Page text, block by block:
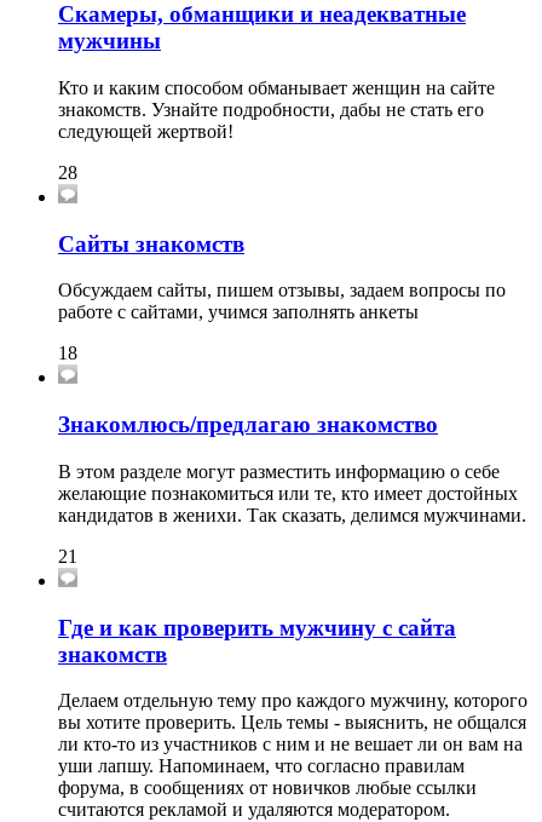
Скамеры, обманщики и неадекватные
мужчины
Кто и каким способом обманывает женщин на сайте
знакомств. Узнайте подробности, дабы не стать его
следующей жертвой!
28
Сайты знакомств
Обсуждаем сайты, пишем отзывы, задаем вопросы по
работе с сайтами, учимся заполнять анкеты
18
Знакомлюсь/предлагаю знакомство
В этом разделе могут разместить информацию о себе
желающие познакомиться или те, кто имеет достойных
кандидатов в женихи. Так сказать, делимся мужчинами.
21
Где и как проверить мужчину с сайта
знакомств
Делаем отдельную тему про каждого мужчину, которого
вы хотите проверить. Цель темы - выяснить, не общался
ли кто-то из участников с ним и не вешает ли он вам на
уши лапшу. Напоминаем, что согласно правилам
форума, в сообщениях от новичков любые ссылки
считаются рекламой и удаляются модератором.